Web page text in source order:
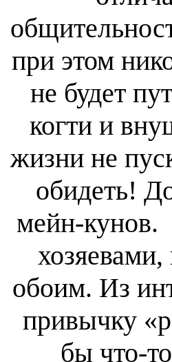
при этом
не будет
когти и
жизни не
обидеть!
мейн-кунов.
хозяевами,
обоим. Из
привычку
бы что-